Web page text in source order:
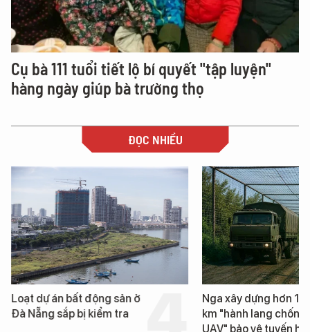
Cụ bà 111 tuổi tiết lộ bí quyết "tập luyện"
hàng ngày giúp bà trường thọ
ĐỌC NHIỀU
Loạt dự án bất động sản ở
Đà Nẵng sắp bị kiểm tra
Nga xây dựng hơn
km "hành lang chống
UAV" bảo vệ tuyến